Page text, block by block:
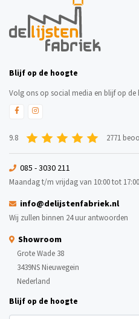
Blijf op de hoogte
Volg ons op social media en blijf op
9.8 2771
085 - 3030 211
Maandag t/m vrijdag van 10:00 tot
info@delijstenfabriek.nl
Wij zullen binnen 24 uur antwoorden
Showroom
Grote Wade 38
3439NS Nieuwegein
Nederland
Blijf op de hoogte